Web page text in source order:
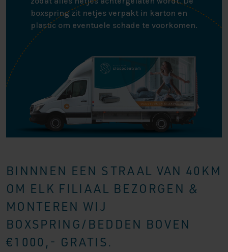
boxspring zit netjes verpakt in karton en
plastic om eventuele schade te voorkomen.
BINNNEN EEN STRAAL VAN 40KM
OM ELK FILIAAL BEZORGEN &
MONTEREN WIJ
BOXSPRING/BEDDEN BOVEN
€1000,- GRATIS.